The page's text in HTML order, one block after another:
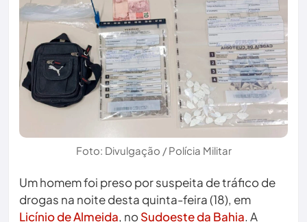
Foto: Divulgação / Polícia Militar
Um homem foi preso por suspeita de tráfico de
drogas na noite desta quinta-feira (18), em
Licínio de Almeida, noSudoeste da Bahia. A